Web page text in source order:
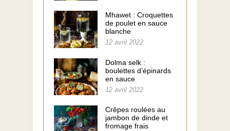
Mhawet : Croquettes
de poulet en sauce
blanche
12 avril 2022
Dolma selk :
boulettes d’épinards
en sauce
12 avril 2022
Crêpes roulées au
jambon de dinde et
fromage frais